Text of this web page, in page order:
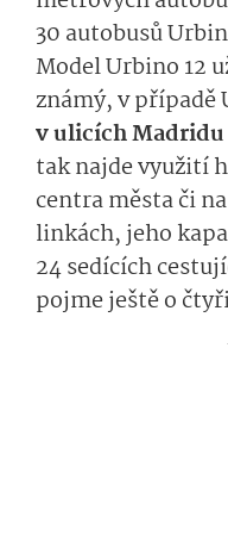
30 autobusů
Model Urbino 12
známý, v případě
v ulicích
tak najde využití
centra města či
linkách, jeho
24 sedících
pojme ještě o